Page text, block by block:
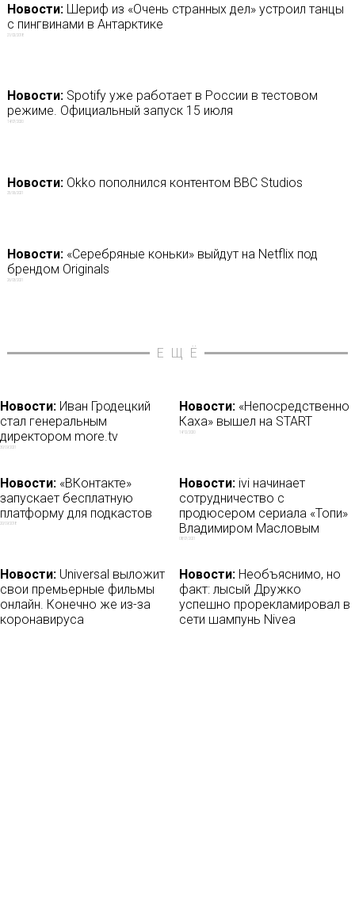
Новости:Шериф из «Очень странных дел» устроил танцы
с пингвинами в Антарктике
21/02/2018
Новости:Spotify уже работает в России в тестовом
режиме. Официальный запуск 15 июля
14/07/2020
Новости:Okko пополнился контентом BBC Studios
25/06/2021
Новости:«Серебряные коньки» выйдут на Netflix под
брендом Originals
26/03/2021
ЕЩЁ
Новости: Иван Гродецкий
стал генеральным
директором more.tv
30/09/2021
Новости: «Непосредственно
Каха» вышел на START
14/12/2020
Новости: «ВКонтакте»
запускает бесплатную
платформу для подкастов
20/09/2018
Новости: ivi начинает
сотрудничество с
продюсером сериала «Топи»
Владимиром Масловым
08/07/2021
Новости: Universal выложит
свои премьерные фильмы
онлайн. Конечно же из-за
коронавируса
Новости: Необъяснимо, но
факт: лысый Дружко
успешно прорекламировал в
сети шампунь Nivea